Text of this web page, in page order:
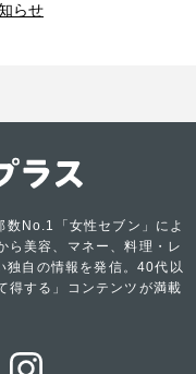
らせ
数No.1「女性セブン」によ
ら美容、マネー、料理・レ
独自の情報を発信。40代以
得する」コンテンツが満載